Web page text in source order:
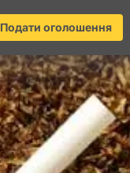
Подати оголошення